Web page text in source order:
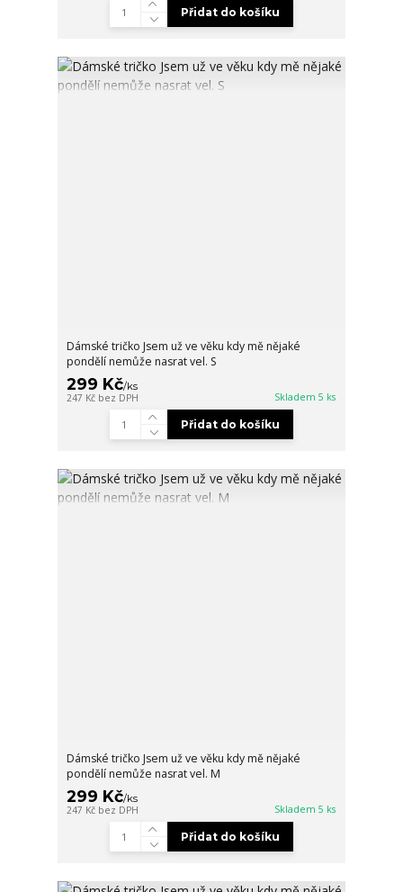
Přidat do košíku
Dámské tričko Jsem už ve věku kdy mě nějaké
pondělí nemůže nasrat vel. S
299 Kč/ks
247 Kč bez DPH Skladem 5 ks
Přidat do košíku
Dámské tričko Jsem už ve věku kdy mě nějaké
pondělí nemůže nasrat vel. M
299 Kč/ks
247 Kč bez DPH Skladem 5 ks
Přidat do košíku